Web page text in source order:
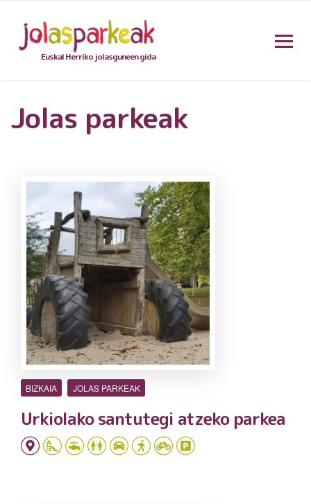
Euskal Herriko jolasguneen gida
Jolas parkeak
BIZKAIA JOLAS PARKEAK
Urkiolako santutegi atzeko parkea